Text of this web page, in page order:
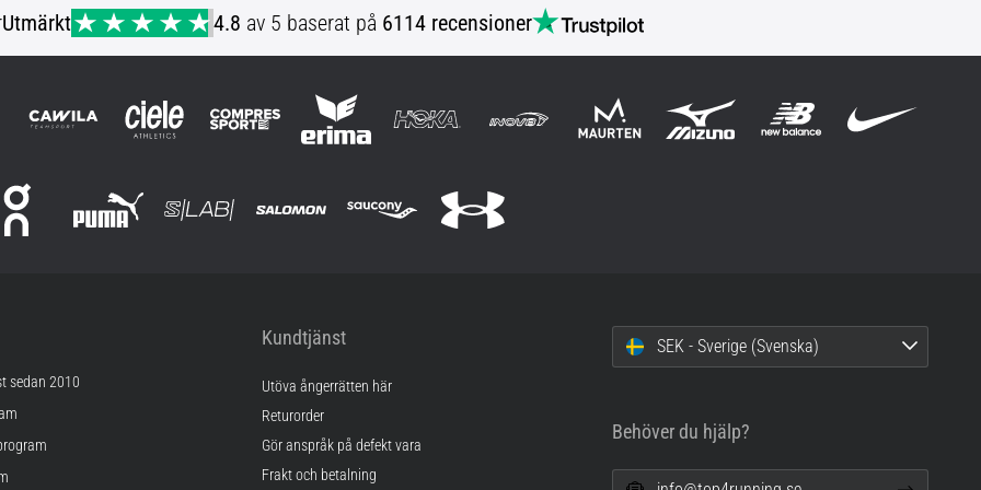
Utmärkt 4.8 av 5 baserat på 6114 recensioner
sedan 2010
Kundtjänst
Utöva ångerrätten här
Returorder
Gör anspråk på defekt vara
Frakt och betalning
SEK - Sverige (Svenska)
Behöver du hjälp?